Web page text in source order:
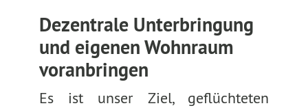
Dezentrale Unterbringung
und eigenen Wohnraum
voranbringen
Es ist unser Ziel, geflüchteten